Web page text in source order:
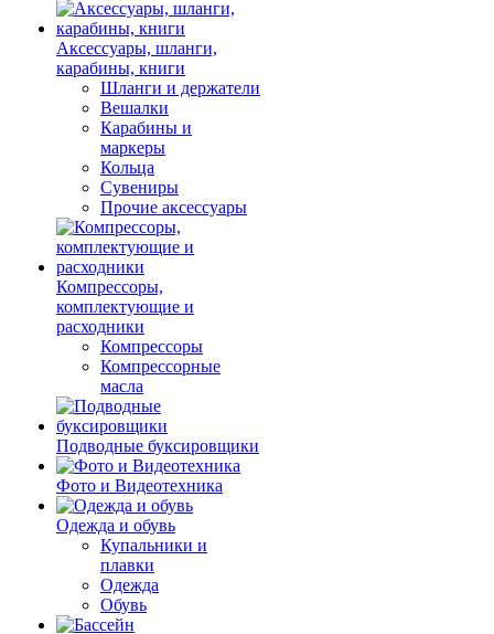
Аксессуары, шланги,
карабины, книги
Шланги и держатели
Вешалки
Карабины и
маркеры
Кольца
Сувениры
Прочие аксессуары
Компрессоры,
комплектующие и
расходники
Компрессоры
Компрессорные
масла
Подводные буксировщики
Фото и Видеотехника
Одежда и обувь
Купальники и
плавки
Одежда
Обувь